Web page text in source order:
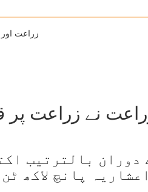
زراعت
نے زراعت پر
میں 2021-22 کے دوران
پانچ لاکھ